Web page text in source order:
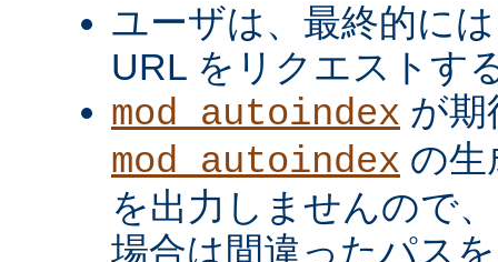
ユーザは、最終的に
URL をリクエストす
mod_autoindex が期
mod_autoindex の生
を出力しませんので
場合は間違ったパス